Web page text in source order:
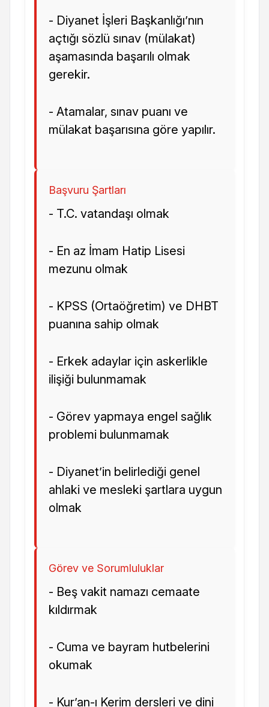
- Diyanet İşleri Başkanlığı’nın
açtığı sözlü sınav (mülakat)
aşamasında başarılı olmak
gerekir.
- Atamalar, sınav puanı ve
mülakat başarısına göre yapılır.
Başvuru Şartları
- T.C. vatandaşı olmak
- En az İmam Hatip Lisesi
mezunu olmak
- KPSS (Ortaöğretim) ve DHBT
puanına sahip olmak
- Erkek adaylar için askerlikle
ilişiği bulunmamak
- Görev yapmaya engel sağlık
problemi bulunmamak
- Diyanet’in belirlediği genel
ahlaki ve mesleki şartlara uygun
olmak
Görev ve Sorumluluklar
- Beş vakit namazı cemaate
kıldırmak
- Cuma ve bayram hutbelerini
okumak
- Kur’an-ı Kerim dersleri ve dini